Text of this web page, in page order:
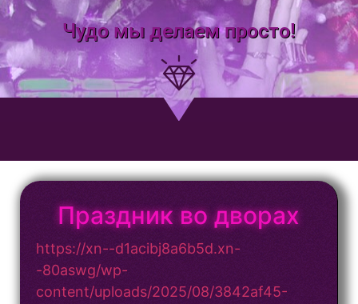
Чудо мы делаем просто!
Праздник во дворах
https://xn--d1acibj8a6b5d.xn-
-80aswg/wp-
content/uploads/2025/08/3842af45-